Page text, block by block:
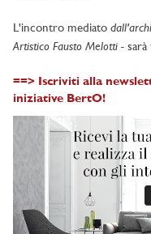
L'incontro mediato
Artistico Fausto Melotti - sarà
==> Iscriviti alla
iniziative BertO!